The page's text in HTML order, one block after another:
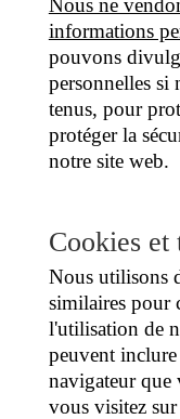
Nous ne
informations
pouvons
personnelles si
tenus, pour
protéger la
notre site web.
Cookies et
Nous utilisons
similaires pour
l'utilisation de
peuvent inclure
navigateur que
vous visitez